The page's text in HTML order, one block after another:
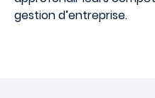
gestion d’entreprise.